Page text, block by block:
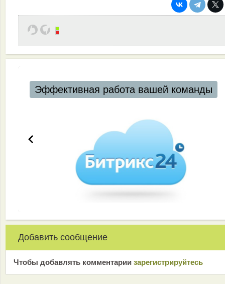
Эффективная работа вашей команды
Добавить сообщение
Чтобы добавлять комментарии зарeгиcтрирyйтeсь